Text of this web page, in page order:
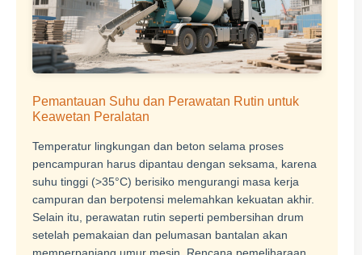
Pemantauan Suhu dan Perawatan Rutin untuk
Keawetan Peralatan
Temperatur lingkungan dan beton selama proses
pencampuran harus dipantau dengan seksama, karena
suhu tinggi (>35°C) berisiko mengurangi masa kerja
campuran dan berpotensi melemahkan kekuatan akhir.
Selain itu, perawatan rutin seperti pembersihan drum
setelah pemakaian dan pelumasan bantalan akan
memperpanjang umur mesin. Rencana pemeliharaan